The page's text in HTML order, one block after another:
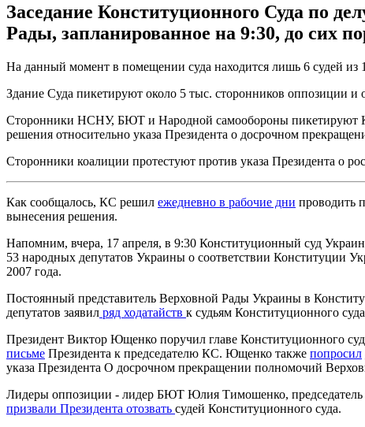
Заседание Конституционного Суда по
Рады, запланированное на 9:30, до сих
На данный момент в помещении суда находится лишь 6 судей
Здание Суда пикетируют около 5 тыс. сторонников оппозиции и
Сторонники НСНУ, БЮТ и Народной самообороны пикетируют КС
решения относительно указа Президента о досрочном
Сторонники коалиции протестуют против указа Президента о
Как сообщалось, КС решил ежедневно в рабочие дни проводить
вынесения решения.
Напомним, вчера, 17 апреля, в 9:30 Конституционный cуд
53 народных депутатов Украины о соответствии Конституции
2007 года.
Постоянный представитель Верховной Рады Украины в
депутатов заявил ряд ходатайств к судьям Конституционного
Президент Виктор Ющенко поручил главе Конституционного
письме Президента к председателю КС. Ющенко также попросил
указа Президента О досрочном прекращении полномочий
Лидеры оппозиции - лидер БЮТ Юлия Тимошенко,
призвали Президента отозвать судей Конституционного cуда.